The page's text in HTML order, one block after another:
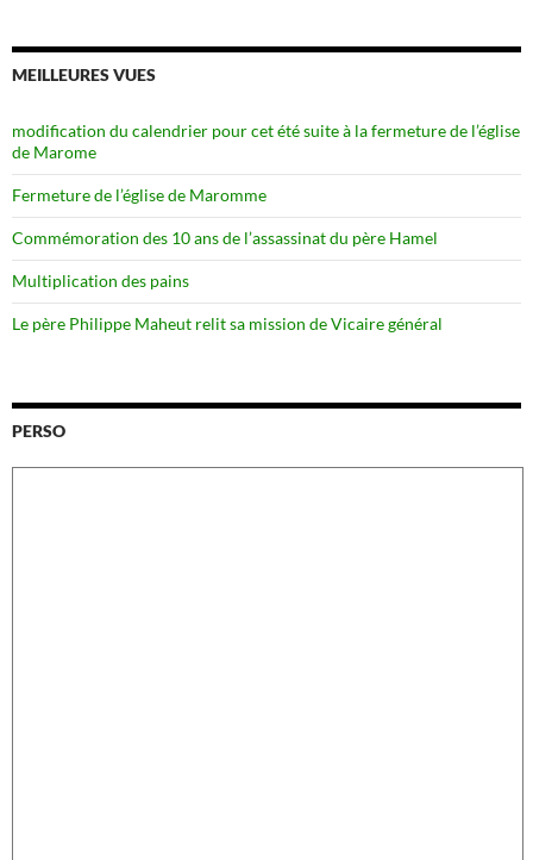
MEILLEURES VUES
modification du calendrier pour cet été suite à la fermeture de l’église
de Marome
Fermeture de l’église de Maromme
Commémoration des 10 ans de l’assassinat du père Hamel
Multiplication des pains
Le père Philippe Maheut relit sa mission de Vicaire général
PERSO